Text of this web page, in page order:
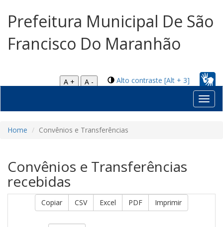
Prefeitura Municipal De São
Francisco Do Maranhão
Alto contraste [Alt + 3]
A +
A -
Home Convênios e Transferências
Convênios e Transferências
recebidas
Copiar CSV Excel PDF Imprimir